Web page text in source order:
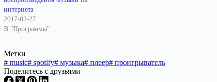
интернета
2017-02-27
В "Программы"
Метки
# music# spotify# музыка# плеер# проигрыватель
Поделитесь с друзьями